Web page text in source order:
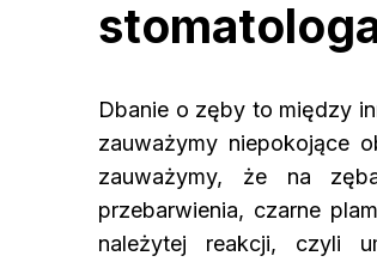
Dbanie o zęby to między
zauważymy niepokojące
zauważymy, że na
przebarwienia, czarne
należytej reakcji, czyli